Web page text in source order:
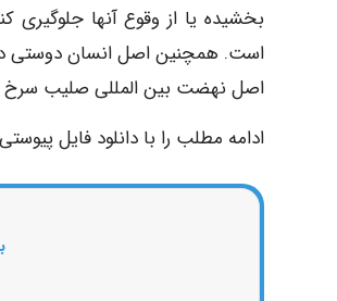
بخشیده یا از وقوع آنها
است. همچنین اصل انسان دوستی
اصل نهضت بین المللی صلیب سرخ
ادامه مطلب را با دانلود فایل